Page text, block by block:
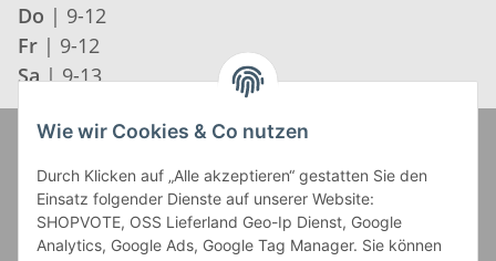
Do | 9-12
Fr | 9-12
Sa | 9-13
Wie wir Cookies & Co nutzen
Durch Klicken auf „Alle akzeptieren“ gestatten Sie den
Einsatz folgender Dienste auf unserer Website:
SHOPVOTE, OSS Lieferland Geo-Ip Dienst, Google
Analytics, Google Ads, Google Tag Manager. Sie können